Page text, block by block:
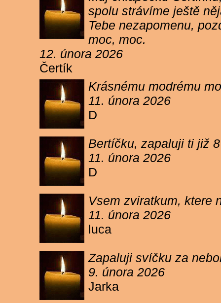
spolu strávíme ještě
Tebe nezapomenu,
moc, moc.
12. února 2026
Čertík
Krásnému modrému
11. února 2026
D
Bertíčku, zapaluji ti již
11. února 2026
D
Vsem zviratkum, ktere
11. února 2026
luca
Zapaluji svíčku za
9. února 2026
Jarka